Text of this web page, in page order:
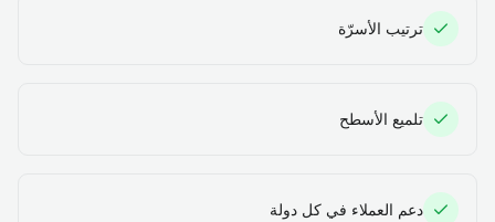
ترتيب الأسرّة
تلميع الأسطح
دعم العملاء في كل دولة